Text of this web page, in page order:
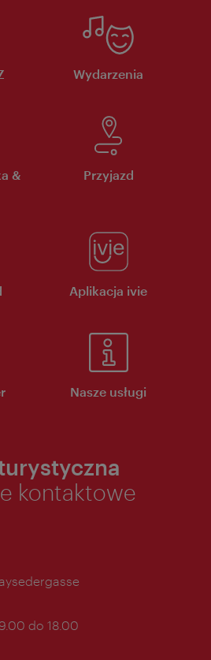
Wydarzenia
&
Przyjazd
Aplikacja ivie
Nasze usługi
kontaktowe
do 18.00